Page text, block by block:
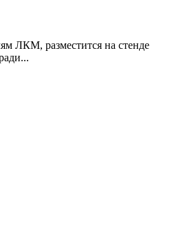
ЛКМ, разместится на стенде